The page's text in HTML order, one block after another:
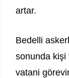
artar.
Bedelli
sonunda kişi
vatani